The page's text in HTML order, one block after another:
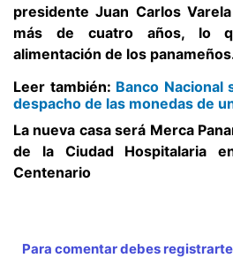
presidente Juan Carlos
más de cuatro años, lo
alimentación de los
Leer también: Banco Nacional
despacho de las monedas de
La nueva casa será Merca
de la Ciudad Hospitalaria
Centenario
Para comentar debes